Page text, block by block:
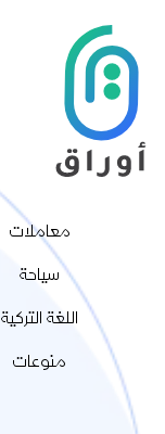
معاملات
سياحة
اللغة التركية
منوعات